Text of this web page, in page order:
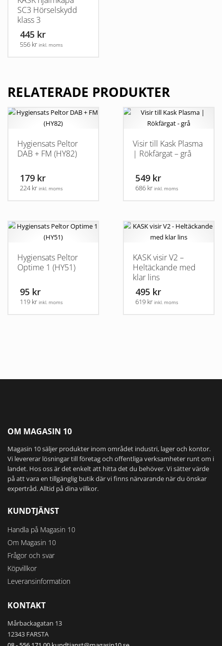
SC3 Hörselskydd
klass 3
445 kr
556 kr inkl. moms
RELATERADE PRODUKTER
Hygiensats Peltor
DAB + FM (HY82)
179 kr
224 kr inkl. moms
Visir till Kask Plasma
| Rökfärgat – grå
549 kr
686 kr inkl. moms
Hygiensats Peltor
Optime 1 (HY51)
95 kr
119 kr inkl. moms
KASK visir V2 –
Heltäckande med
klar lins
495 kr
619 kr inkl. moms
OM MAGASIN 10
Magasin 10 säljer produkter inom området industri, lager och kontor.
Vi levererar lösningar till företag och offentliga verksamheter runt om i
landet. Hos oss är det enkelt att hitta det du behöver. Vi sätter värde
på att vara en tillgänglig butik där vi finns närvarande när du önskar
expertråd. Alltid på dina villkor.
KUNDTJÄNST
Handla på Magasin 10
Om Magasin 10
Frågor och svar
Köpvillkor
Leveransinformation
KONTAKT
Mårbackagatan 13
12343 FARSTA